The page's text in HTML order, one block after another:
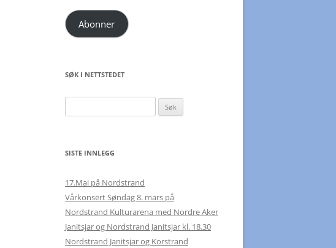
Abonner
SØK I NETTSTEDET
etter:
SISTE INNLEGG
17.Mai på Nordstrand
Vårkonsert Søndag 8. mars på
Nordstrand Kulturarena med Nordre Aker
Janitsjar og Nordstrand Janitsjar kl. 18.30
Nordstrand Janitsjar og Korstrand